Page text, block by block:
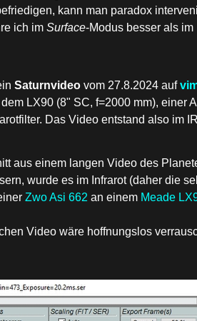
kann man paradox
ich im Surface-Modus besser als im
Saturnvideo vom 27.8.2024 auf
LX90 (8" SC, f=2000 mm), einer
Das Video entstand also im
aus einem langen Video des
wurde es im Infrarot (daher die
Zwo Asi 662 an einem Meade
Video wäre hoffnungslos